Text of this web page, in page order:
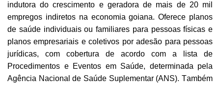
indutora do crescimento e geradora de mais de 20 mil
empregos indiretos na economia goiana. Oferece planos
de saúde individuais ou familiares para pessoas físicas e
planos empresariais e coletivos por adesão para pessoas
jurídicas, com cobertura de acordo com a lista de
Procedimentos e Eventos em Saúde, determinada pela
Agência Nacional de Saúde Suplementar (ANS). Também